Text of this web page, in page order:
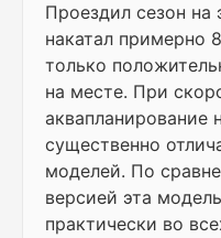
Проездил сезон на
накатал примерно
только
на месте. При
аквапланирование
существенно
моделей. По
версией эта
практически во